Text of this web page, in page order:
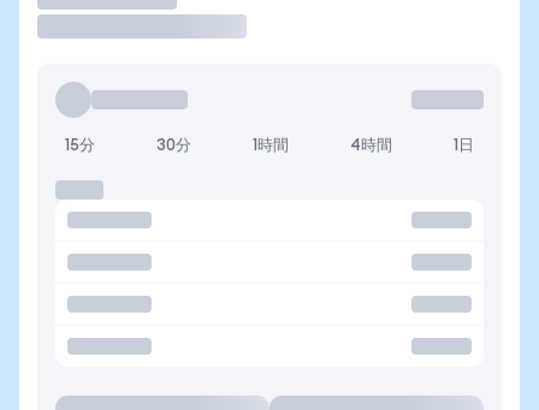
15分 30分 1時間 4時間 1日